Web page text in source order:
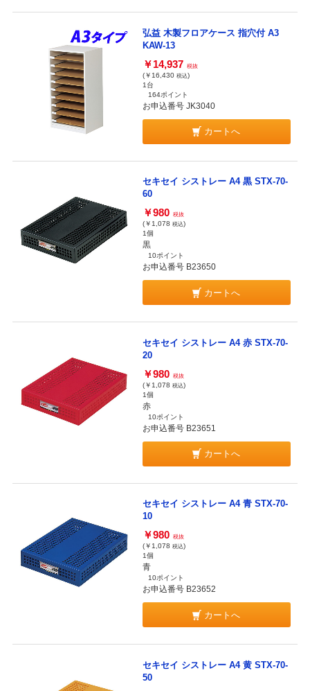
弘益 木製フロアケース 指穴付 A3
KAW-13
￥14,937 税抜
(￥16,430 税込)
1台
164ポイント
お申込番号 JK3040
カートへ
セキセイ シストレー A4 黒 STX-70-
60
￥980 税抜
(￥1,078 税込)
1個
黒
10ポイント
お申込番号 B23650
カートへ
セキセイ シストレー A4 赤 STX-70-
20
￥980 税抜
(￥1,078 税込)
1個
赤
10ポイント
お申込番号 B23651
カートへ
セキセイ シストレー A4 青 STX-70-
10
￥980 税抜
(￥1,078 税込)
1個
青
10ポイント
お申込番号 B23652
カートへ
セキセイ シストレー A4 黄 STX-70-
50